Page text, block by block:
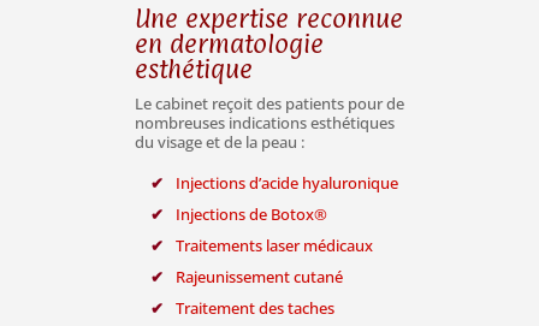
Une expertise reconnue
en dermatologie
esthétique
Le cabinet reçoit des patients pour de
nombreuses indications esthétiques
du visage et de la peau :
Injections d’acide hyaluronique
Injections de Botox®
Traitements laser médicaux
Rajeunissement cutané
Traitement des taches